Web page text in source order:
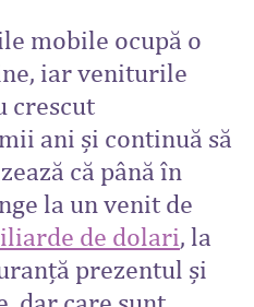
mobile ocupă o
iar veniturile
crescut
ani și continuă să
că până în
la un venit de
de dolari, la
prezentul și